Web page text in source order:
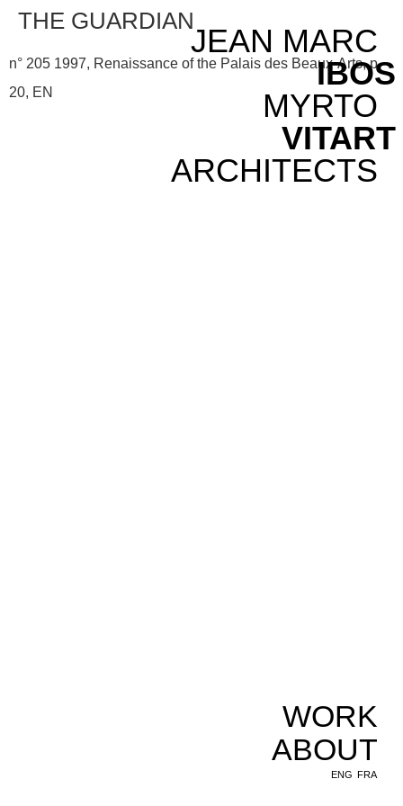
JEAN MARC
IBOS
MYRTO
VITART
ARCHITECTS
WORK
ABOUT
ENG FRA
THE GUARDIAN
n° 205 1997, Renaissance of the Palais des Beaux-Arts, p.
20, EN